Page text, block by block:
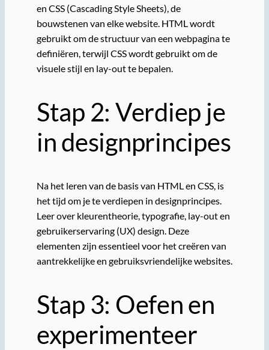
en CSS (Cascading Style Sheets), de
bouwstenen van elke website. HTML wordt
gebruikt om de structuur van een webpagina te
definiëren, terwijl CSS wordt gebruikt om de
visuele stijl en lay-out te bepalen.
Stap 2: Verdiep je
in designprincipes
Na het leren van de basis van HTML en CSS, is
het tijd om je te verdiepen in designprincipes.
Leer over kleurentheorie, typografie, lay-out en
gebruikerservaring (UX) design. Deze
elementen zijn essentieel voor het creëren van
aantrekkelijke en gebruiksvriendelijke websites.
Stap 3: Oefen en
experimenteer